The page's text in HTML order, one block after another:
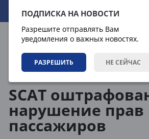
ПОДПИСКА НА НОВОСТИ
Разрешите отправлять Вам
уведомления о важных новостях.
РАЗРЕШИТЬ НЕ СЕЙЧАС
06.08.2026 22:17:24
SCAT
нарушение прав
пассажиров